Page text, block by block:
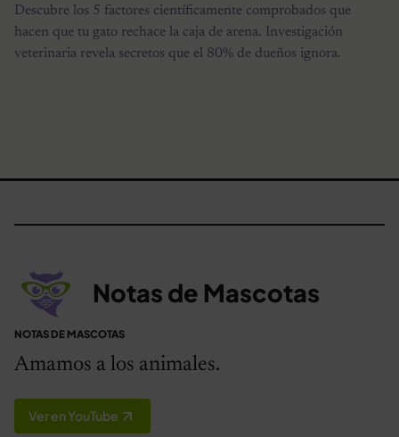
Descubre los 5 factores científicamente comprobados que
hacen que tu gato rechace la caja de arena. Investigación
veterinaria revela secretos que el 80% de dueños ignora.
Notas de Mascotas
NOTAS DE MASCOTAS
Amamos a los animales.
Ver en YouTube